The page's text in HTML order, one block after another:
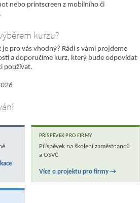
nebo printscreen z mobilního či
kurzu?
je pro vás vhodný? Rádi s vámi projdeme
a doporučíme kurz, který bude odpovídat
používat.
PŘÍSPĚVEK PRO FIRMY
Příspěvek na školení zaměstnanců
a OSVČ
Více o projektu pro firmy →